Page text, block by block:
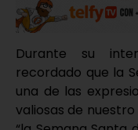
Durante su
recordado que la
una de las
valiosas de